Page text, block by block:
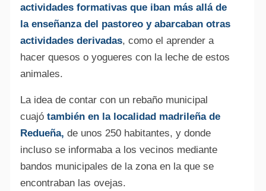
actividades formativas que iban más allá de
la enseñanza del pastoreo y abarcaban otras
actividades derivadas, como el aprender a
hacer quesos o yogueres con la leche de estos
animales.
La idea de contar con un rebaño municipal
cuajótambién en la localidad madrileña de
Redueña, de unos 250 habitantes, y donde
incluso se informaba a los vecinos mediante
bandos municipales de la zona en la que se
encontraban las ovejas.